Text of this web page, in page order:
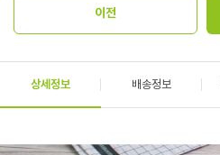
상세정보 배송정보